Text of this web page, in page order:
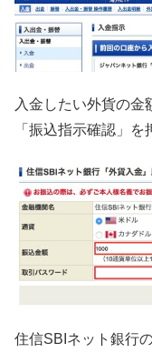
入金したい外貨の金
「振込指示確認」を
住信SBIネット銀行